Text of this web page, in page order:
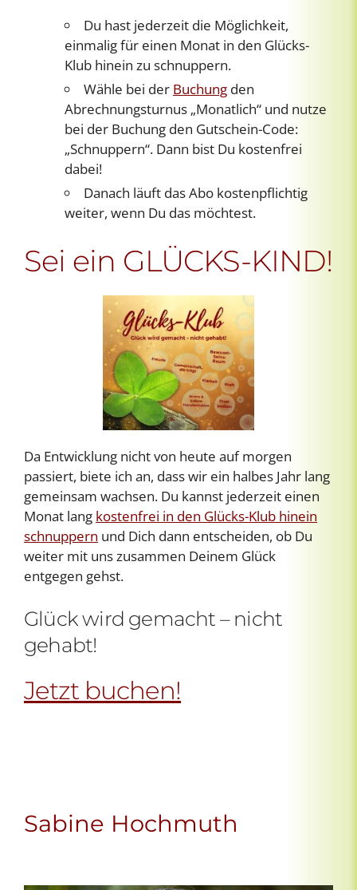
Du hast jederzeit die Möglichkeit,
einmalig für einen Monat in den Glücks-
Klub hinein zu schnuppern.
Wähle bei der Buchung den
Abrechnungsturnus „Monatlich“ und nutze
bei der Buchung den Gutschein-Code:
„Schnuppern“. Dann bist Du kostenfrei
dabei!
Danach läuft das Abo kostenpflichtig
weiter, wenn Du das möchtest.
Sei ein GLÜCKS-KIND!
Da Entwicklung nicht von heute auf morgen
passiert, biete ich an, dass wir ein halbes Jahr lang
gemeinsam wachsen. Du kannst jederzeit einen
Monat lang kostenfrei in den Glücks-Klub hinein
schnuppern und Dich dann entscheiden, ob Du
weiter mit uns zusammen Deinem Glück
entgegen gehst.
Glück wird gemacht – nicht
gehabt!
Jetzt buchen!
Sabine Hochmuth